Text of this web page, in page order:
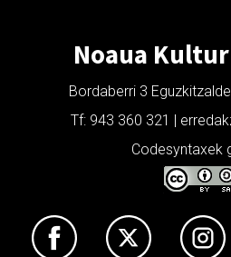
Noaua
Bordaberri 3
Tf: 943 360 321 |
Codesyntaxek